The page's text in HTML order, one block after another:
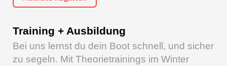
Training + Ausbildung
Bei uns lernst du dein Boot schnell, und sicher
zu segeln. Mit Theorietrainings im Winter